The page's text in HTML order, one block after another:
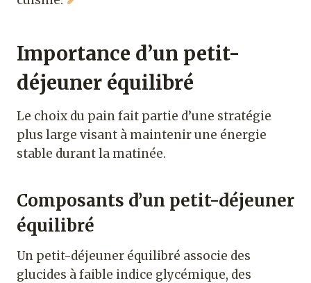
Importance d’un petit-
déjeuner équilibré
Le choix du pain fait partie d’une stratégie
plus large visant à maintenir une énergie
stable durant la matinée.
Composants d’un petit-déjeuner
équilibré
Un petit-déjeuner équilibré associe des
glucides à faible indice glycémique, des